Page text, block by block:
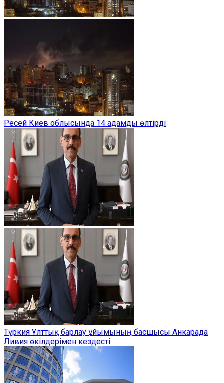
Ресей Киев облысында 14 адамды өлтірді
Түркия Ұлттық барлау ұйымының басшысы Анкарада
Ливия өкілдерімен кездесті